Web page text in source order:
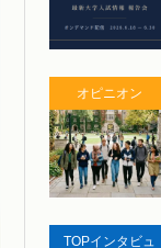
オピニオン
TOPインタビュ